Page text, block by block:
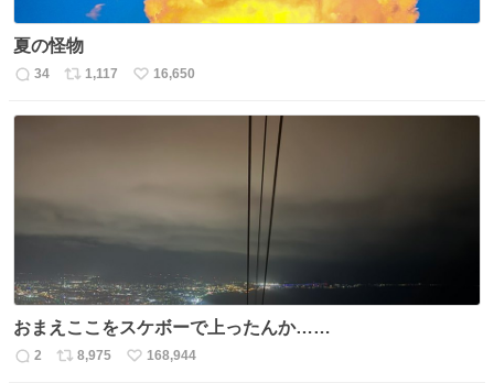
夏の怪物
返
34
リ
1,117
い
16,650
おまえここをスケボーで上ったんか……
返
2
リ
8,975
い
168,944